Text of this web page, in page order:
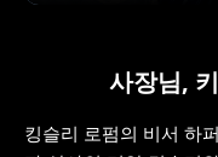
사장님,
킹슬리 로펌의 비서 하